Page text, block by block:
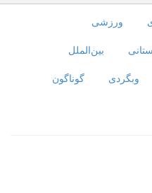
ورزشی
بین‌الملل
وبگردی گوناگون